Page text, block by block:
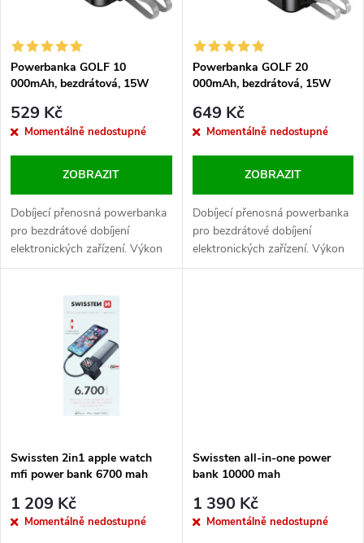
í
p
r
o
d
u
s
p
r
d
u
Powerbanka GOLF 10
000mAh, bezdrátová, 15W
529 Kč
Momentálně nedostupné
ZOBRAZIT
Dobíjecí přenosná powerbanka
pro bezdrátové dobíjení
elektronických zařízení. Výkon
nabíjení 15 W.
Powerbanka GOLF 20
000mAh, bezdrátová, 15W
649 Kč
Momentálně nedostupné
ZOBRAZIT
Dobíjecí přenosná powerbanka
pro bezdrátové dobíjení
elektronických zařízení. Výkon
nabíjení 15 W.
Swissten 2in1 apple watch
mfi power bank 6700 mah
1 209 Kč
Momentálně nedostupné
Swissten all-in-one power
bank 10000 mah
1 390 Kč
Momentálně nedostupné